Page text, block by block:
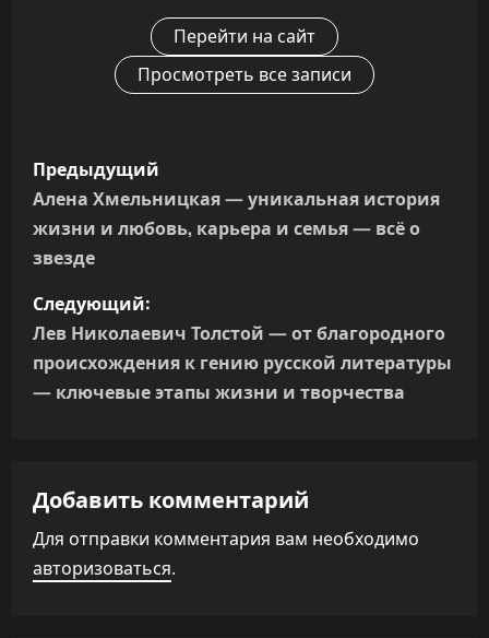
Перейти на сайт
Просмотреть все записи
Н
а
в
и
г
а
и
я
п
Предыдущий
Алена Хмельницкая — уникальная история
жизни и любовь, карьера и семья — всё о
звезде
Следующий:
Лев Николаевич Толстой — от благородного
происхождения к гению русской литературы
— ключевые этапы жизни и творчества
Добавить комментарий
Для отправки комментария вам необходимо
авторизоваться.